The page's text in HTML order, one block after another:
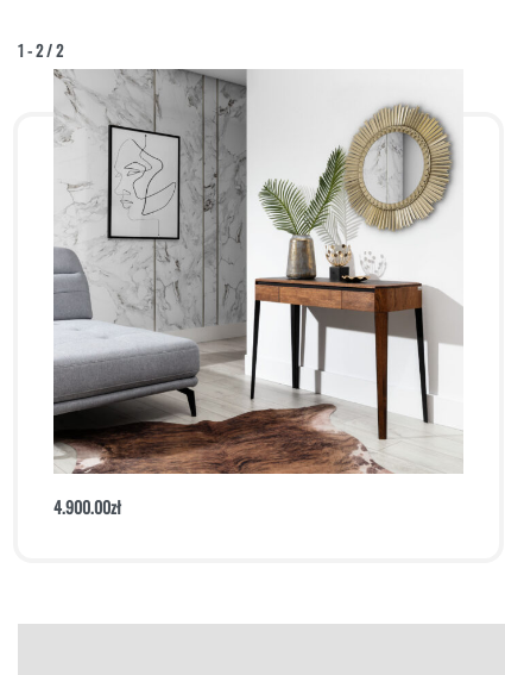
1-2/2
Konsola Wood Diamond
4.900.00zł